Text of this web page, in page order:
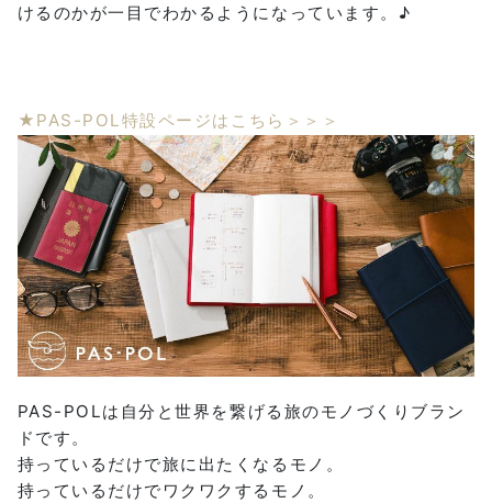
けるのかが一目でわかるようになっています。♪
★PAS-POL特設ページはこちら＞＞＞
PAS-POLは自分と世界を繋げる旅のモノづくりブラン
ドです。
持っているだけで旅に出たくなるモノ。
持っているだけでワクワクするモノ。